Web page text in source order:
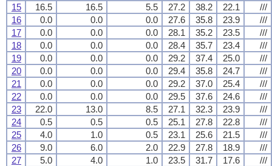
15
16.5 16.5 5.5 27.2 38.2 22.1
///
16
0.0 0.0 0.0 27.6 35.8 23.9
///
17
0.0 0.0 0.0 28.1 35.2 23.5
///
18
0.0 0.0 0.0 28.4 35.7 23.4
///
19
0.0 0.0 0.0 29.2 37.4 25.0
///
20
0.0 0.0 0.0 29.4 35.8 24.7
///
21
0.0 0.0 0.0 29.2 37.0 25.4
///
22
0.0 0.0 0.0 29.5 37.6 24.6
///
23
22.0 13.0 8.5 27.1 32.3 23.9
///
24
0.5 0.5 0.5 25.1 27.8 22.8
///
25
4.0 1.0 0.5 23.1 25.6 21.5
///
26
9.0 6.0 2.0 22.9 27.8 18.9
///
27
5.0 4.0 1.0 23.5 31.7 17.6
///